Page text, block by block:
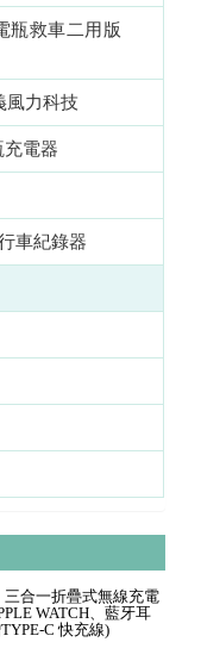
瓶救車二用版
風力科技
充電器
車紀錄器
三合一折疊式無線充電
WATCH、藍牙耳
C 快充線)